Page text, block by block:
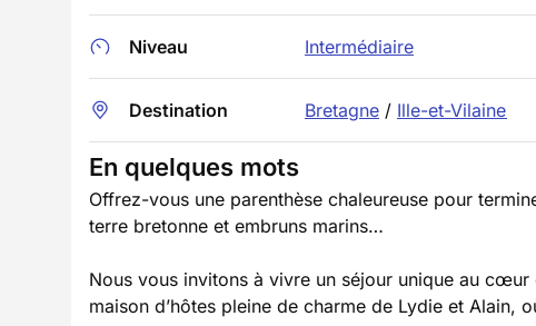
Niveau Intermédiaire
Destination Bretagne / Ille-et-Vilaine
En quelques mots
Offrez-vous une parenthèse chaleureuse pour
terre bretonne et embruns marins…
Nous vous invitons à vivre un séjour unique au
maison d’hôtes pleine de charme de Lydie et Alain,